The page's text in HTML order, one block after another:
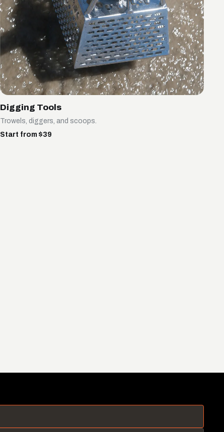
Digging Tools
Trowels, diggers, and scoops.
Start from $39